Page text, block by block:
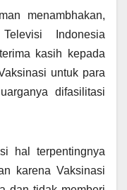
menambhakan,
Indonesia
kasih kepada
untuk para
difasilitasi
hal terpentingnya
karena Vaksinasi